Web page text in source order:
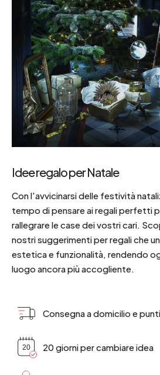
Idee regalo per Natale
Con l'avvicinarsi delle festività
tempo di pensare ai regali perfetti
rallegrare le case dei vostri cari.
nostri suggerimenti per regali che
estetica e funzionalità, rendendo
luogo ancora più accogliente.
Consegna a domicilio e
20 giorni per cambiare idea